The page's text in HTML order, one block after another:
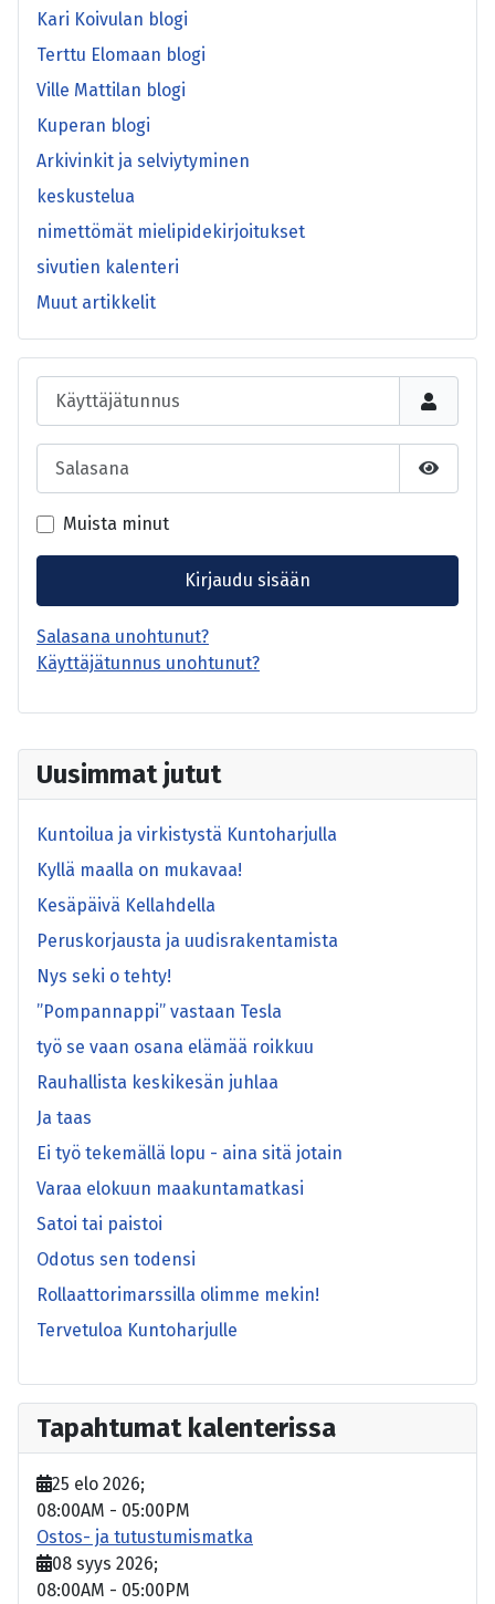
Uusimmat jutut
Kuntoilua ja virkistystä Kuntoharjulla
Kyllä maalla on mukavaa!
Kesäpäivä Kellahdella
Peruskorjausta ja uudisrakentamista
Nys seki o tehty!
”Pompannappi” vastaan Tesla
työ se vaan osana elämää roikkuu
Rauhallista keskikesän juhlaa
Ja taas
Ei työ tekemällä lopu - aina sitä jotain
Varaa elokuun maakuntamatkasi
Satoi tai paistoi
Odotus sen todensi
Rollaattorimarssilla olimme mekin!
Tervetuloa Kuntoharjulle
Tapahtumat kalenterissa
25 elo 2026;
08:00AM - 05:00PM
Ostos- ja tutustumismatka
08 syys 2026;
08:00AM - 05:00PM
Kari Koivulan blogi
Terttu Elomaan blogi
Ville Mattilan blogi
Kuperan blogi
Arkivinkit ja selviytyminen
keskustelua
nimettömät mielipidekirjoitukset
sivutien kalenteri
Muut artikkelit
Käyttäjätunnus
Salasana
Näytä
Muista minut
Kirjaudu sisään
Salasana unohtunut?
Käyttäjätunnus unohtunut?